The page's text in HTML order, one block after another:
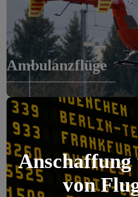
von
Ambulanzflüge